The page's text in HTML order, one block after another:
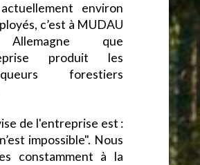
environ
c’est à MUDAU
que
produit les
forestiers
de l'entreprise est :
impossible". Nous
constamment à la